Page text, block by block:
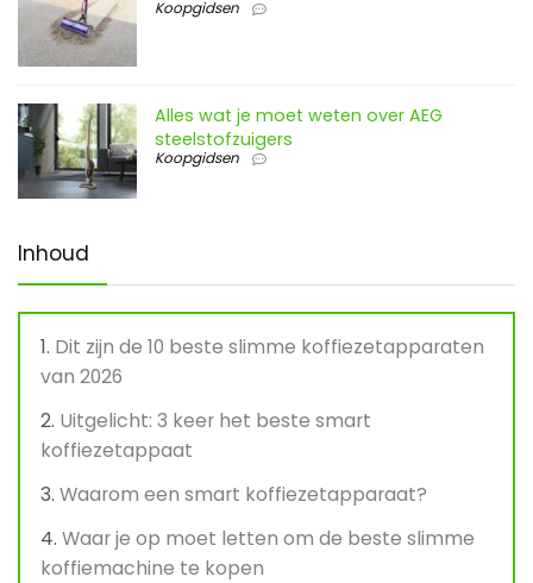
Koopgidsen
Alles wat je moet weten over AEG
steelstofzuigers
Koopgidsen
Inhoud
Dit zijn de 10 beste slimme koffiezetapparaten
van 2026
Uitgelicht: 3 keer het beste smart
koffiezetappaat
Waarom een smart koffiezetapparaat?
Waar je op moet letten om de beste slimme
koffiemachine te kopen